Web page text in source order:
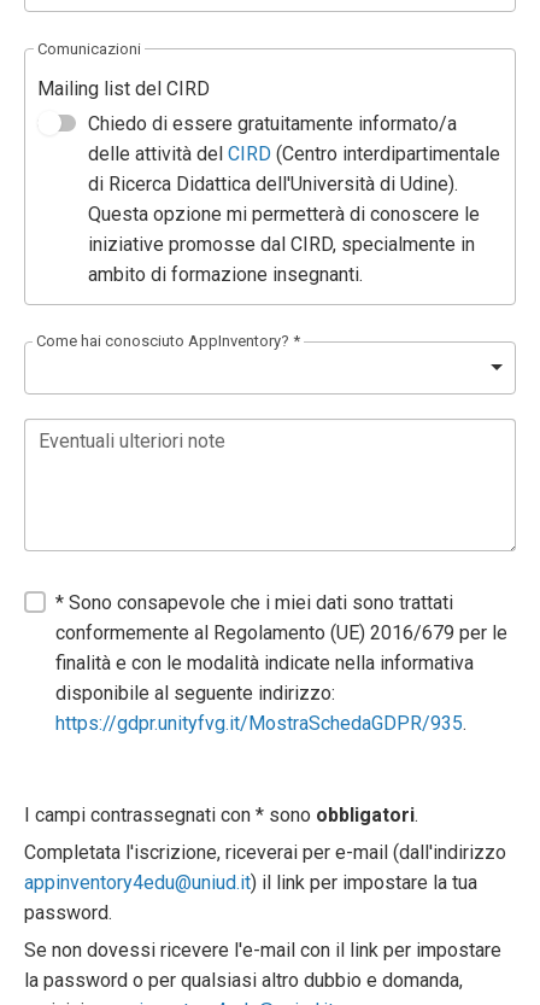
Comunicazioni
Mailing list del CIRD
Chiedo di essere gratuitamente informato/a
delle attività delCIRD (Centro interdipartimentale
di Ricerca Didattica dell'Università di Udine).
Questa opzione mi permetterà di conoscere le
iniziative promosse dal CIRD, specialmente in
ambito di formazione insegnanti.
Come hai conosciuto AppInventory? *
Eventuali ulteriori note
* Sono consapevole che i miei dati sono trattati
conformemente al Regolamento (UE) 2016/679 per le
finalità e con le modalità indicate nella informativa
disponibile al seguente indirizzo:
https://gdpr.unityfvg.it/MostraSchedaGDPR/935.
I campi contrassegnati con * sono obbligatori.
Completata l'iscrizione, riceverai per e-mail (dall'indirizzo
appinventory4edu@uniud.it) il link per impostare la tua
password.
Se non dovessi ricevere l'e-mail con il link per impostare
la password o per qualsiasi altro dubbio e domanda,